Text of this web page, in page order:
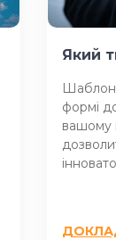
Який
Шаблон
формі
вашому